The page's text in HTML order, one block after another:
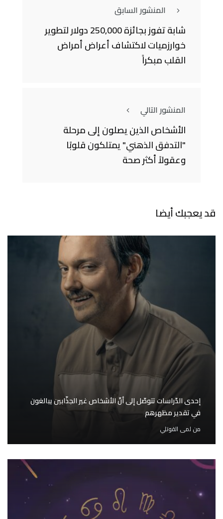
المنشور السابق
شابة تفوز بجائزة 250,000 دولار لتطوير
خوارزميات لاكتشاف أعراض أمراض
القلب مبكراً
المنشور التالي
الأشخاص الذين يصلون إلى مرحلة
"التدفق الذهني" يمتلكون قلوبًا
وعقولاً أكثر صحة
قد يعجبك أيضا
إحدى الدّراسات تتوصّل إلى أنّ الأشخاص غير الجذّابين يبالغون
في تقدير مظهرهم
من لمى القوتلي